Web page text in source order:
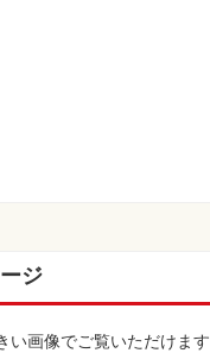
ジ
い画像でご覧いただけます